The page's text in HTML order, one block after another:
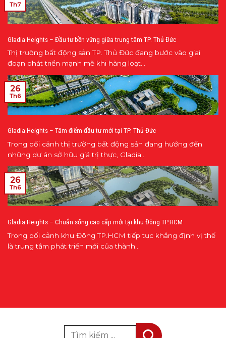
Gladia Heights – Đầu tư bền vững giữa trung tâm TP. Thủ Đức
Thị trường bất động sản TP. Thủ Đức đang bước vào giai
đoạn phát triển mạnh mẽ khi hàng loạt...
Th7
Gladia Heights – Tâm điểm đầu tư mới tại TP. Thủ Đức
Trong bối cảnh thị trường bất động sản đang hướng đến
những dự án sở hữu giá trị thực, Gladia...
26
Th6
Gladia Heights – Chuẩn sống cao cấp mới tại khu Đông TP.HCM
Trong bối cảnh khu Đông TP.HCM tiếp tục khẳng định vị thế
là trung tâm phát triển mới của thành...
26
Th6